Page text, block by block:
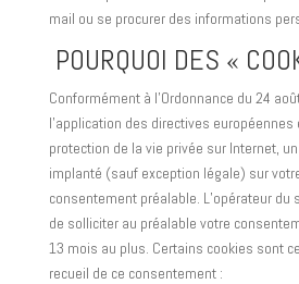
mail ou se procurer des informations
POURQUOI DES «
Conformément à l’Ordonnance du 24
l’application des directives européennes
protection de la vie privée sur Internet,
implanté (sauf exception légale) sur
consentement préalable. L’opérateur du
de solliciter au préalable votre
13 mois au plus. Certains cookies sont
recueil de ce consentement :